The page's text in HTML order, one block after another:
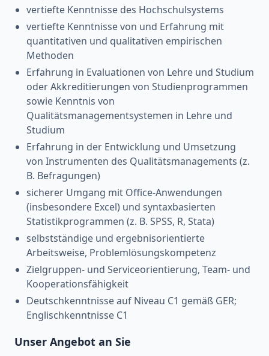
vertiefte Kenntnisse des Hochschulsystems
vertiefte Kenntnisse von und Erfahrung mit
quantitativen und qualitativen empirischen
Methoden
Erfahrung in Evaluationen von Lehre und Studium
oder Akkreditierungen von Studienprogrammen
sowie Kenntnis von
Qualitätsmanagementsystemen in Lehre und
Studium
Erfahrung in der Entwicklung und Umsetzung
von Instrumenten des Qualitätsmanagements (z.
B. Befragungen)
sicherer Umgang mit Office-Anwendungen
(insbesondere Excel) und syntaxbasierten
Statistikprogrammen (z. B. SPSS, R, Stata)
selbstständige und ergebnisorientierte
Arbeitsweise, Problemlösungskompetenz
Zielgruppen- und Serviceorientierung, Team- und
Kooperationsfähigkeit
Deutschkenntnisse auf Niveau C1 gemäß GER;
Englischkenntnisse C1
Unser Angebot an Sie